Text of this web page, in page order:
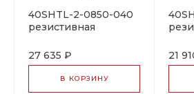
40SHTL-2-0850-040
резистивная
секция
27 635 ₽
В КОРЗИНУ
21